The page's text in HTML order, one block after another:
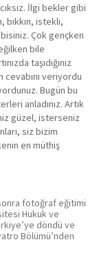
İlgi bekler gibi
bıkkın, istekli,
Çok gençken
bile
taşıdığınız
veriyordu
Bugün bu
anladınız. Artık
güzel, isterseniz
siz bizim
en müthiş
fotoğraf eğitimi
Hukuk ve
döndü ve
Bölümü’nden